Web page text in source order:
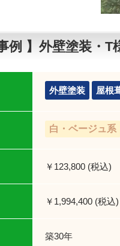
例 】外壁塗装・
外壁塗装 屋根
白・ベージュ系
￥123,800 (税込)
￥1,994,400 (税込)
築30年